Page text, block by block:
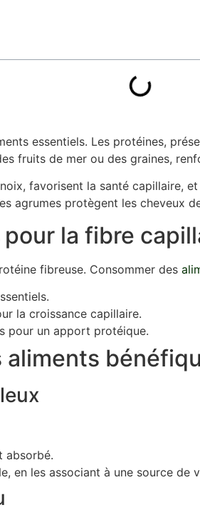
essentiels. Les protéines,
fruits de mer ou des graines,
favorisent la santé capillaire,
agrumes protègent les cheveux
la fibre
fibreuse. Consommer des
la croissance capillaire.
pour un apport protéique.
absorbé.
en les associant à une source de